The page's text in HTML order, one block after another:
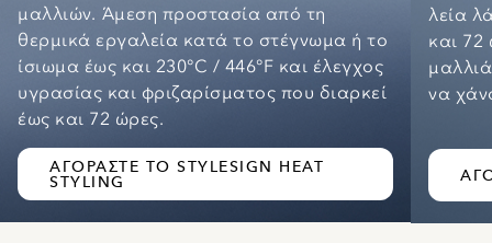
μαλλιών. Άμεση προστασία από τη
θερμικά εργαλεία κατά το στέγνωμα ή το
ίσιωμα έως και 230°C / 446°F και έλεγχος
υγρασίας και φριζαρίσματος που διαρκεί
έως και 72 ώρες.
ΑΓΟΡΆΣΤΕ ΤΟ STYLESIGN HEAT
STYLING
λεία
και 72
να